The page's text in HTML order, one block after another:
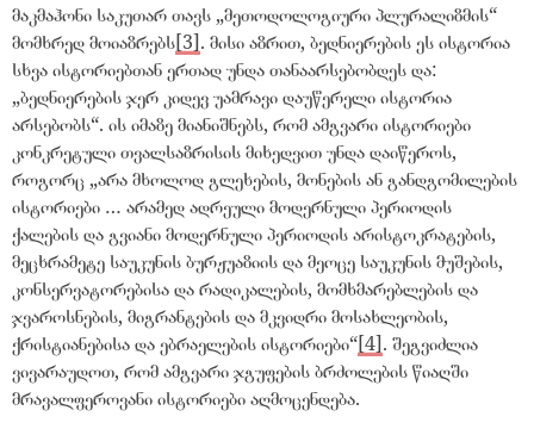
მაკმაჰონი საკუთარ თავს „მეთოდოლოგიური პლურალიზმის“
მომხრედ მოიაზრებს[3]. მისი აზრით, ბედნიერების ეს ისტორია
სხვა ისტორიებთან ერთად უნდა თანაარსებობდეს და:
„ბედნიერების ჯერ კიდევ უამრავი დაუწერელი ისტორია
არსებობს“. ის იმაზე მიანიშნებს, რომ ამგვარი ისტორიები
კონკრეტული თვალსაზრისის მიხედვით უნდა დაიწეროს,
როგორც „არა მხოლოდ გლეხების, მონების ან განდგომილების
ისტორიები … არამედ ადრეული მოდერნული პერიოდის
ქალების და გვიანი მოდერნული პერიოდის არისტოკრატების,
მეცხრამეტე საუკუნის ბურჟუაზიის და მეოცე საუკუნის მუშების,
კონსერვატორებისა და რადიკალების, მომხმარებლების და
ჯვაროსნების, მიგრანტების და მკვიდრი მოსახლეობის,
ქრისტიანებისა და ებრაელების ისტორიები“[4]. შეგვიძლია
ვივარაუდოთ, რომ ამგვარი ჯგუფების ბრძოლების წიაღში
მრავალფეროვანი ისტორიები აღმოცენდება.